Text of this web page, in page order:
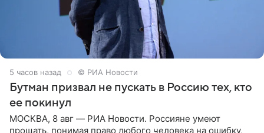
5 часов назад © РИА Новости
Бутман призвал не пускать в Россию тех, кто
ее покинул
МОСКВА, 8 авг — РИА Новости. Россияне умеют
прощать, понимая право любого человека на ошибку,